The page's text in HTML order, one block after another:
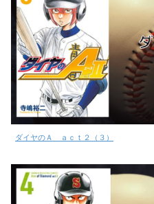
ダイヤのＡ ａｃｔ２（３）